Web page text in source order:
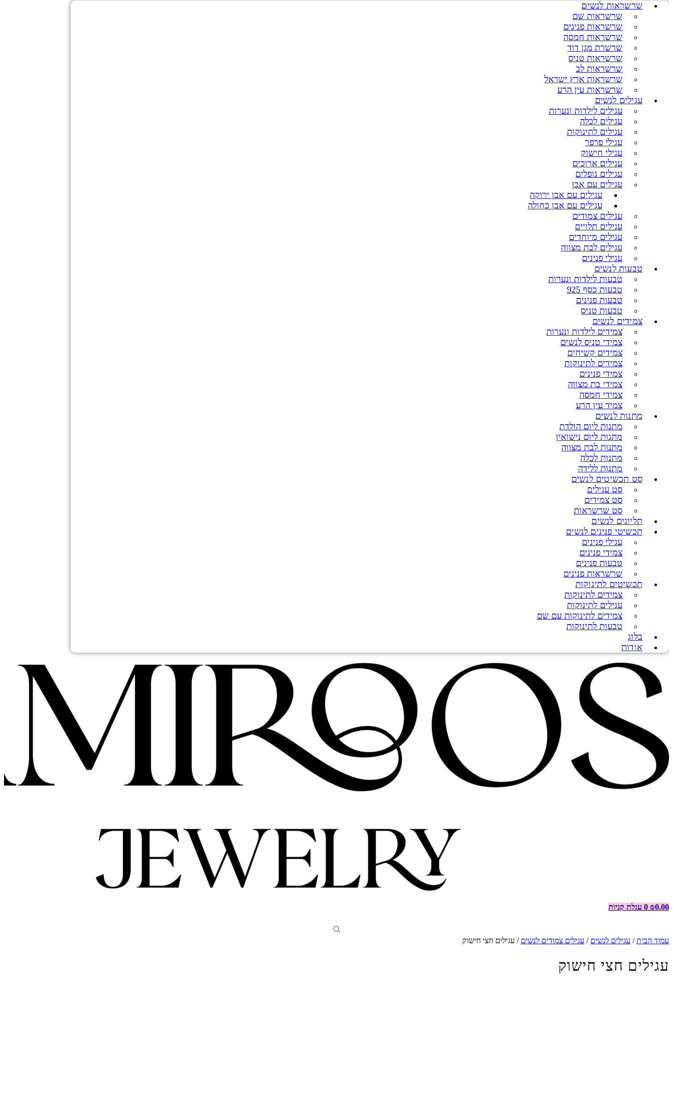
שרשראות לנשים
שרשראות שם
שרשראות פנינים
שרשראות חמסה
שרשרת מגן דוד
שרשראות טניס
שרשראות לב
שרשראות ארץ ישראל
שרשראות עין הרע
עגילים לנשים
עגילים לילדות ונערות
עגילים לכלה
עגילים לתינוקות
עגילי פרפר
עגילי חישוק
עגילים ארוכים
עגילים נופלים
עגילים עם אבן
עגילים עם אבן ירוקה
עגילים עם אבן כחולה
עגילים צמודים
עגילים תלויים
עגילים מיוחדים
עגילים לבת מצווה
עגילי פנינים
טבעות לנשים
טבעות לילדות ונערות
טבעות כסף 925
טבעות פנינים
טבעות טניס
צמידים לנשים
צמידים לילדות ונערות
צמידי טניס לנשים
צמידים קשיחים
צמידים לתינוקות
צמידי פנינים
צמידי בת מצווה
צמידי חמסה
צמיד עין הרע
מתנות לנשים
מתנות ליום הולדת
מתנות ליום נישואין
מתנות לבת מצווה
מתנות לכלה
מתנות ללידה
סט תכשיטים לנשים
סט עגילים
סט צמידים
סט שרשראות
תליונים לנשים
תכשיטי פנינים לנשים
עגילי פנינים
צמידי פנינים
טבעות פנינים
שרשראות פנינים
תכשיטים לתינוקות
צמידים לתינוקות
עגילים לתינוקות
צמידים לתינוקות עם שם
טבעות לתינוקות
בלוג
אודות
₪0.00
0 עגלת קניות
עמוד הבית/ עגילים לנשים / עגילים צמודים לנשים / עגילים חצי חישוק
עגילים חצי חישוק